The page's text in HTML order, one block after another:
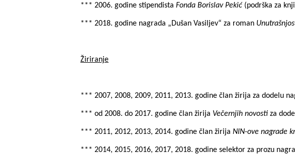
*** 2006. godine stipendista Fonda Borislav Pekić (podrška za
*** 2018. godine nagrada „Dušan Vasiljev“ za roman
Žiriranje
*** 2007, 2008, 2009, 2011, 2013. godine član žirija za dodelu
*** od 2008. do 2017. godine član žirija Večernjih novosti za
*** 2011, 2012, 2013, 2014. godine član žirija NIN-ove nagrade
*** 2014, 2015, 2016, 2017, 2018. godine selektor za prozu